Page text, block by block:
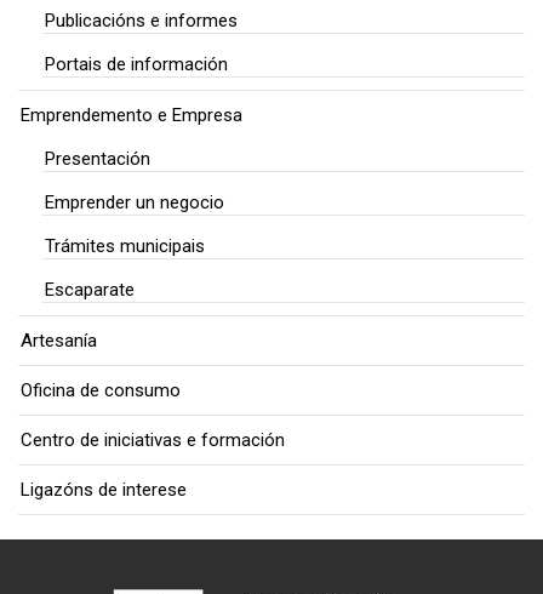
Publicacións e informes
Portais de información
Emprendemento e Empresa
Presentación
Emprender un negocio
Trámites municipais
Escaparate
Artesanía
Oficina de consumo
Centro de iniciativas e formación
Ligazóns de interese